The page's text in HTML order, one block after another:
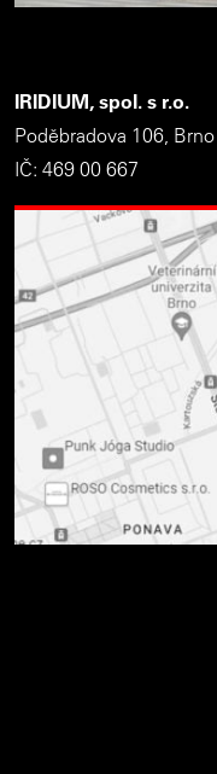
IRIDIUM, spol. s r.o.
Poděbradova 106, Brno
IČ: 469 00 667